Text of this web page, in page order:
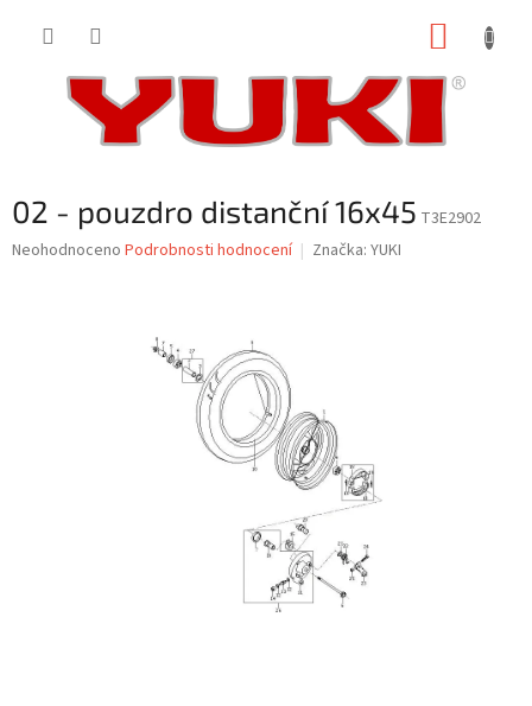
02 - pouzdro distanční 16x45 T3E2902
Průměrné
Neohodnoceno Podrobnosti hodnocení Značka: YUKI